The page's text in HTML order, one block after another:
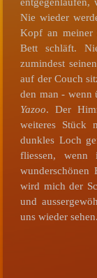
Nie wieder
Kopf an meiner
Bett schläft.
zumindest
auf der Couch
den man - wenn
Yazoo. Der
weiteres Stück
dunkles Loch
fliessen,
wird mich der
und
uns wieder sehen.